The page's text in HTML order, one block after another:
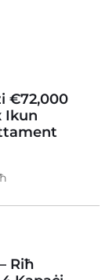
€72,000
Ikun
Riħ